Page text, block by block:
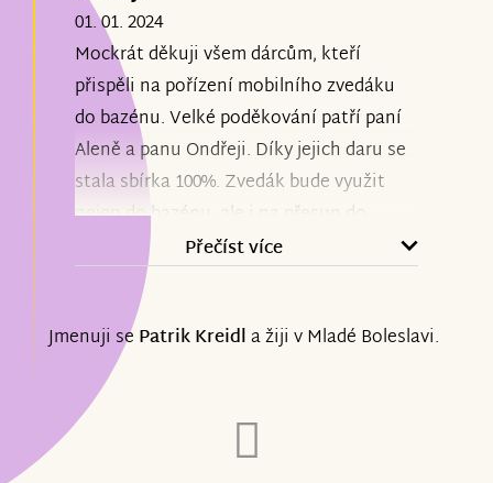
01. 01. 2024
Mockrát děkuji všem dárcům, kteří
přispěli na pořízení mobilního zvedáku
do bazénu. Velké poděkování patří paní
Aleně a panu Ondřeji. Díky jejich daru se
stala sbírka 100%. Zvedák bude využit
nejen do bazénu, ale i na přesun do
handbiku.
Přečíst více
Jmenuji se Patrik Kreidla žiji v Mladé Boleslavi.